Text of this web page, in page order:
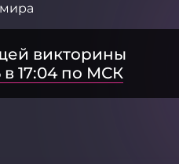
викторины
в 17:04 по МСК